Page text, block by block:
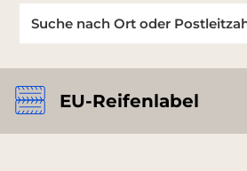
EU-Reifenlabel